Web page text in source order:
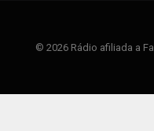
© 2026 Rádio afiliada a